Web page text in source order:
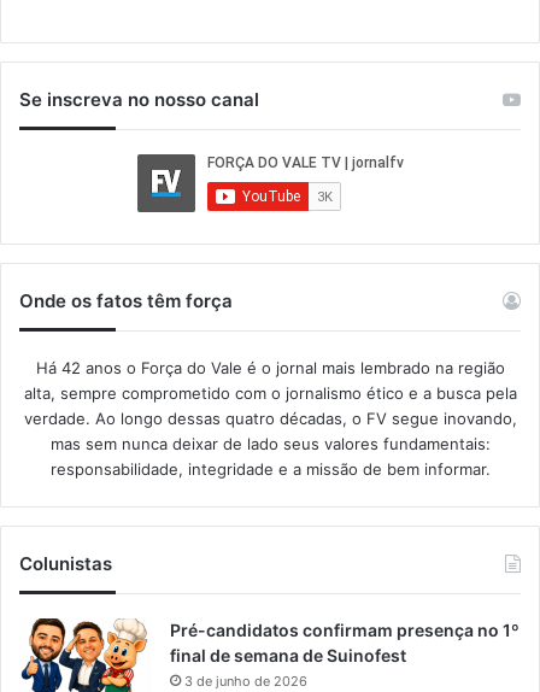
Se inscreva no nosso canal
Onde os fatos têm força
Há 42 anos o Força do Vale é o jornal mais lembrado na região
alta, sempre comprometido com o jornalismo ético e a busca pela
verdade. Ao longo dessas quatro décadas, o FV segue inovando,
mas sem nunca deixar de lado seus valores fundamentais:
responsabilidade, integridade e a missão de bem informar.​
Colunistas
Pré-candidatos confirmam presença no 1º
final de semana de Suinofest
3 de junho de 2026